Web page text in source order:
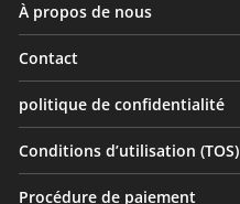
À propos de nous
Contact
politique de confidentialité
Conditions d’utilisation (TOS)
Procédure de paiement